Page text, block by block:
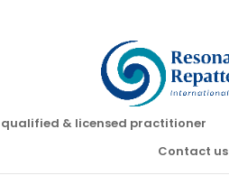
qualified & licensed practitioner
Contact us